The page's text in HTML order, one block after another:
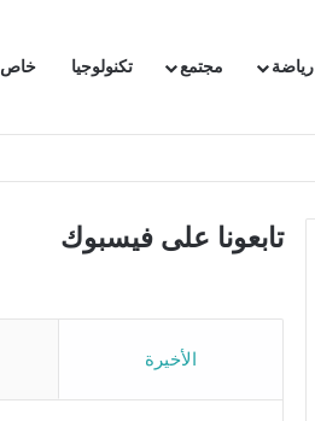
رياضة مجتمع تكنولوجيا خاص
تابعونا على فيسبوك
الأخيرة